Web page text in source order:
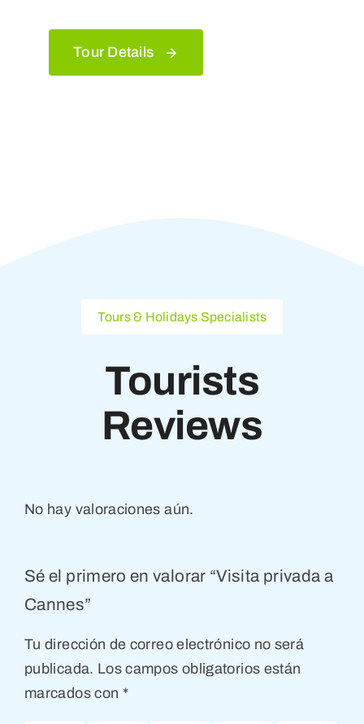
Tour Details
Tours & Holidays Specialists
Tourists
Reviews
No hay valoraciones aún.
Sé el primero en valorar “Visita privada a
Cannes”
Tu dirección de correo electrónico no será
publicada. Los campos obligatorios están
marcados con *